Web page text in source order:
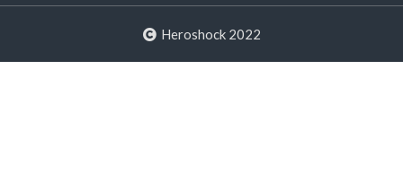
Heroshock 2022